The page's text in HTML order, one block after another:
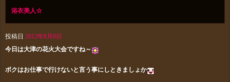
浴衣美人☆
投稿日 2012年8月8日
今日は大津の花火大会ですね～
ボクはお仕事で行けないと言う事にしときましょか